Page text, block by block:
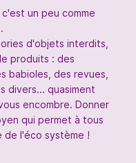
un peu comme
d'objets interdits,
produits : des
babioles, des revues,
divers... quasiment
encombre. Donner
qui permet à tous
de l'éco système !